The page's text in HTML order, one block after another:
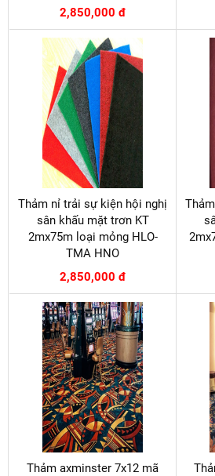
2,850,000 đ
Thảm nỉ trải sự kiện hội nghị
sân khấu mặt trơn KT
2mx75m loại mỏng HLO-
TMA HNO
2,850,000 đ
Thảm axminster 7x12 mã